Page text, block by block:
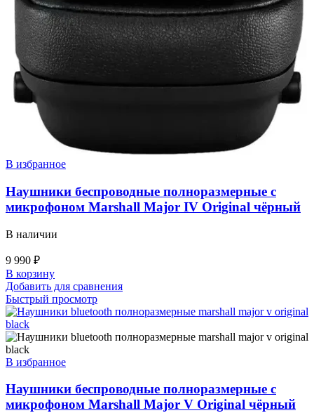
В избранное
Наушники беспроводные полноразмерные с
микрофоном Marshall Major IV Original чёрный
В наличии
9 990 ₽
В корзину
Добавить для сравнения
Быстрый просмотр
В избранное
Наушники беспроводные полноразмерные с
микрофоном Marshall Major V Original чёрный